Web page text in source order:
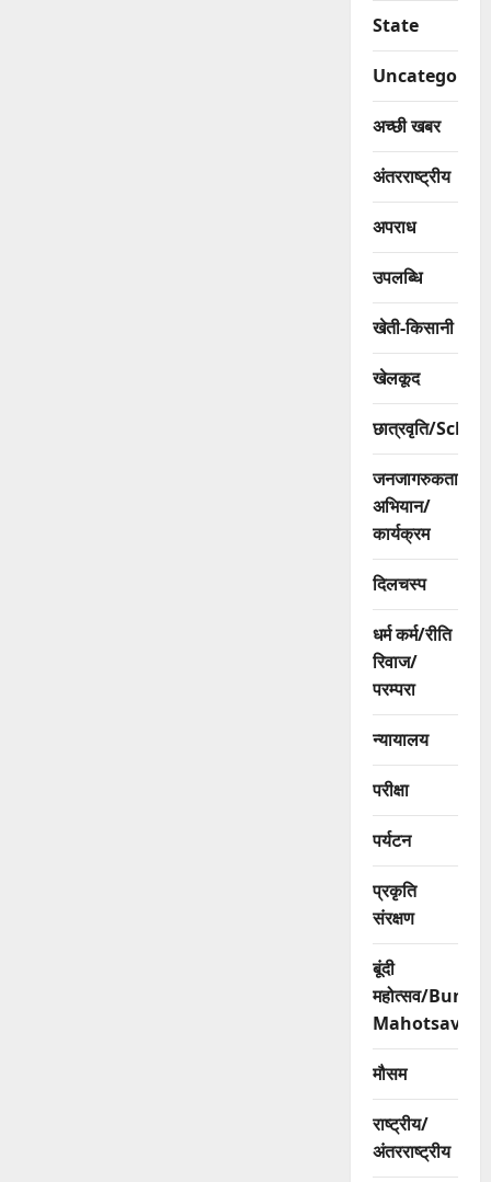
State
अच्छी खबर
अंतरराष्ट्रीय
अपराध
उपलब्धि
खेती-किसानी
खेलकूद
छात्रवृति/
जनजागरुकता
अभियान/
कार्यक्रम
दिलचस्प
धर्म कर्म/रीति
रिवाज/
परम्परा
न्यायालय
परीक्षा
पर्यटन
प्रकृति
संरक्षण
बूंदी
महोत्सव/Bundi
Mahotsav
मौसम
राष्ट्रीय/
अंतरराष्ट्रीय